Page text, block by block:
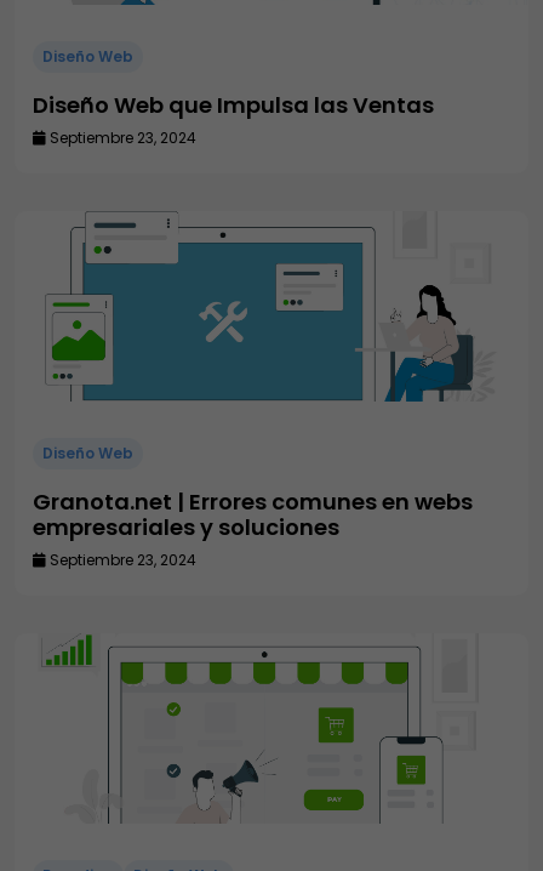
Diseño Web
Diseño Web que Impulsa las Ventas
Septiembre 23, 2024
Diseño Web
Granota.net | Errores comunes en webs
empresariales y soluciones
Septiembre 23, 2024